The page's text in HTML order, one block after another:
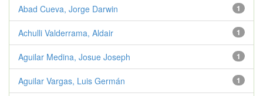
1
Abad Cueva, Jorge Darwin
1
Achulli Valderrama, Aldair
1
Aguilar Medina, Josue Joseph
1
Aguilar Vargas, Luis Germán